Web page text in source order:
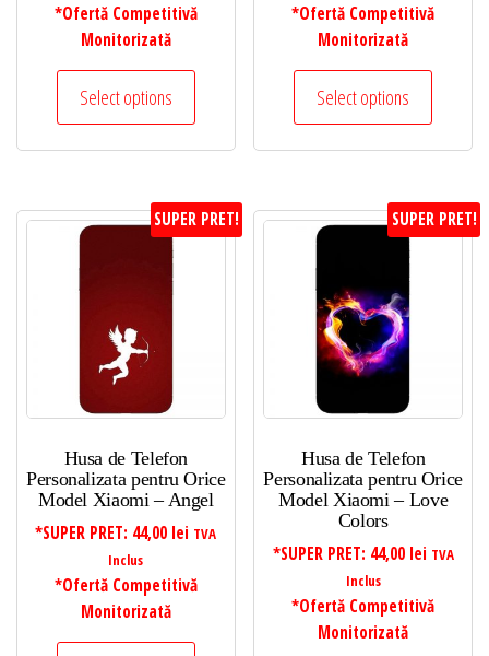
*Ofertă Competitivă
Monitorizată
Select options
*Ofertă Competitivă
Monitorizată
Select options
SUPER PRET!
Husa de Telefon
Personalizata pentru Orice
Model Xiaomi – Angel
*SUPER PRET: 44,00 lei TVA
Inclus
*Ofertă Competitivă
Monitorizată
SUPER PRET!
Husa de Telefon
Personalizata pentru Orice
Model Xiaomi – Love
Colors
*SUPER PRET: 44,00 lei TVA
Inclus
*Ofertă Competitivă
Monitorizată